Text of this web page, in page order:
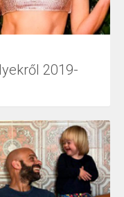
2019-